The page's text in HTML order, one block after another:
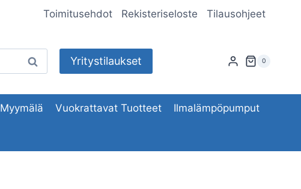
Toimitusehdot Rekisteriseloste Tilausohjeet
Haku Yritystilaukset 0
Myymälä Vuokrattavat Tuotteet Ilmalämpöpumput